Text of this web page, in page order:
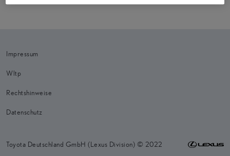
Impressum
Wltp
Rechtshinweise
Datenschutz
Toyota Deutschland GmbH (Lexus Division) © 2022